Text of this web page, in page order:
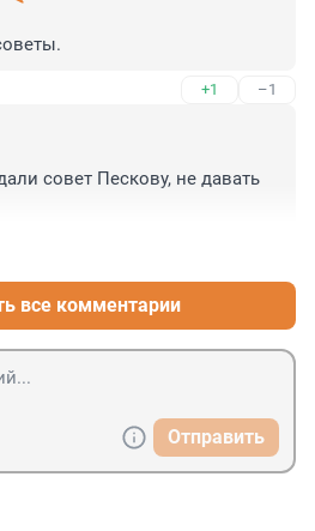
+1 –1
совет Пескову, не давать
все комментарии
Отправить